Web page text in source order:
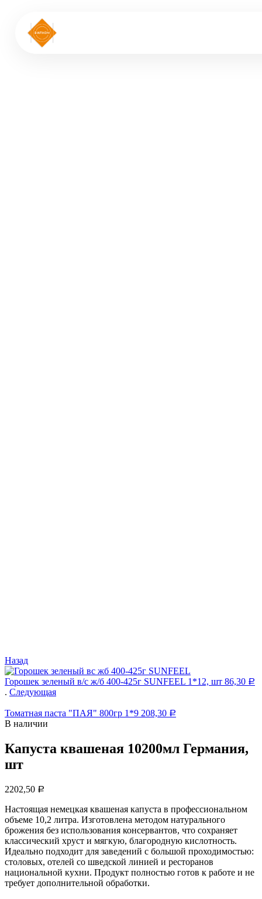
Назад
Горошек зеленый в/с ж/б 400-425г SUNFEEL 1*12, шт 86,30 Р
. Следующая
Томатная паста "ПАЯ" 800гр 1*9 208,30 Р
В наличии
Капуста квашеная 10200мл Германия,
шт
2202,50 Р
Настоящая немецкая квашеная капуста в профессиональном
объеме 10,2 литра. Изготовлена методом натурального
брожения без использования консервантов, что сохраняет
классический хруст и мягкую, благородную кислотность.
Идеально подходит для заведений с большой проходимостью:
столовых, отелей со шведской линией и ресторанов
национальной кухни. Продукт полностью готов к работе и не
требует дополнительной обработки.